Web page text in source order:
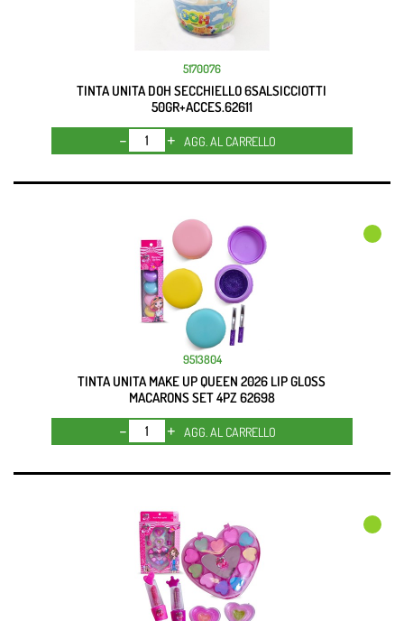
5170076
TINTA UNITA DOH SECCHIELLO 6SALSICCIOTTI
50GR+ACCES.62611
Quantità
AGG. AL CARRELLO
9513804
TINTA UNITA MAKE UP QUEEN 2026 LIP GLOSS
MACARONS SET 4PZ 62698
Quantità
AGG. AL CARRELLO